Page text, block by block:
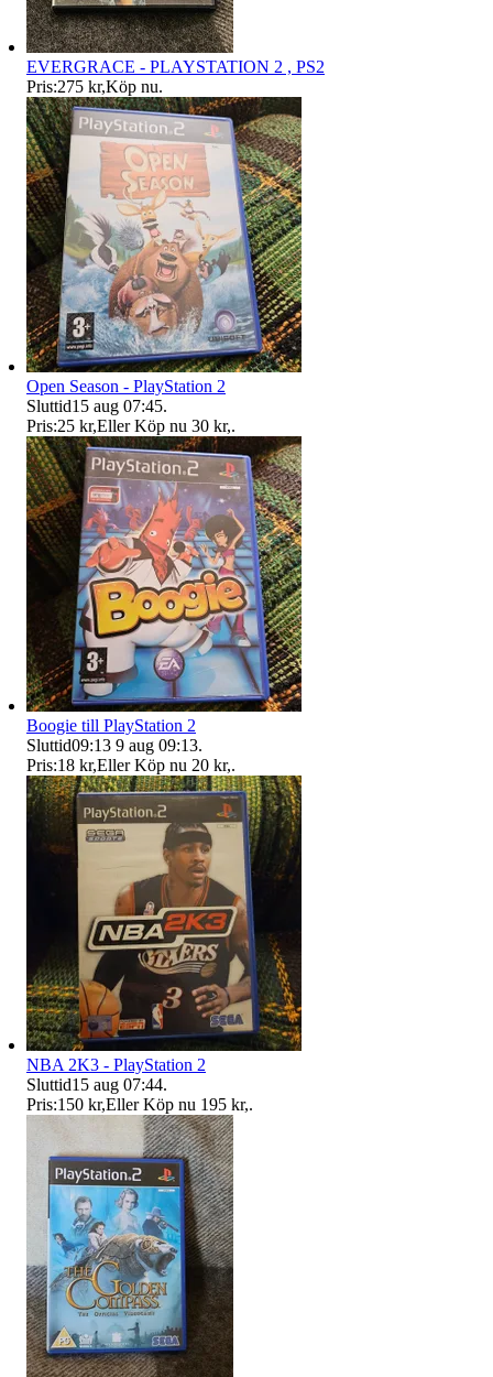
EVERGRACE - PLAYSTATION 2 , PS2
Pris:275 kr,Köp nu.
Open Season - PlayStation 2
Sluttid15 aug 07:45.
Pris:25 kr,Eller Köp nu 30 kr,.
Boogie till PlayStation 2
Sluttid09:13 9 aug 09:13.
Pris:18 kr,Eller Köp nu 20 kr,.
NBA 2K3 - PlayStation 2
Sluttid15 aug 07:44.
Pris:150 kr,Eller Köp nu 195 kr,.